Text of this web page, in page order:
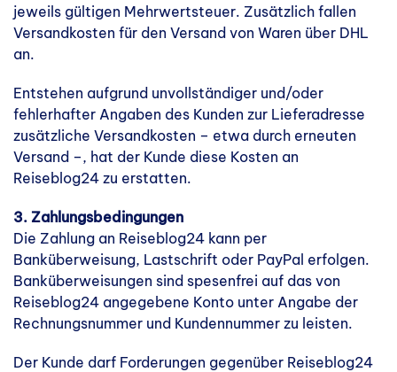
jeweils gültigen Mehrwertsteuer. Zusätzlich fallen
Versandkosten für den Versand von Waren über DHL
an.
Entstehen aufgrund unvollständiger und/oder
fehlerhafter Angaben des Kunden zur Lieferadresse
zusätzliche Versandkosten – etwa durch erneuten
Versand –, hat der Kunde diese Kosten an
Reiseblog24 zu erstatten.
3. Zahlungsbedingungen
Die Zahlung an Reiseblog24 kann per
Banküberweisung, Lastschrift oder PayPal erfolgen.
Banküberweisungen sind spesenfrei auf das von
Reiseblog24 angegebene Konto unter Angabe der
Rechnungsnummer und Kundennummer zu leisten.
Der Kunde darf Forderungen gegenüber Reiseblog24